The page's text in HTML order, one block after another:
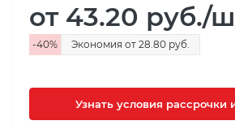
от 43.20 руб./
-40% Экономия от 28.80 руб.
Узнать условия рассрочки